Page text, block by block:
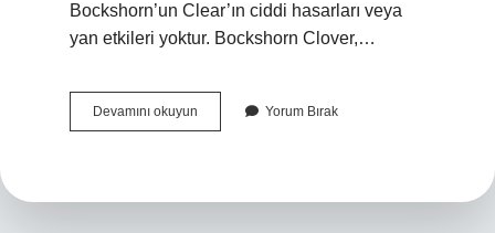
Bockshorn’un Clear’ın ciddi hasarları veya
yan etkileri yoktur. Bockshorn Clover,…
Devamını okuyun
Unu
Yorum Bırak